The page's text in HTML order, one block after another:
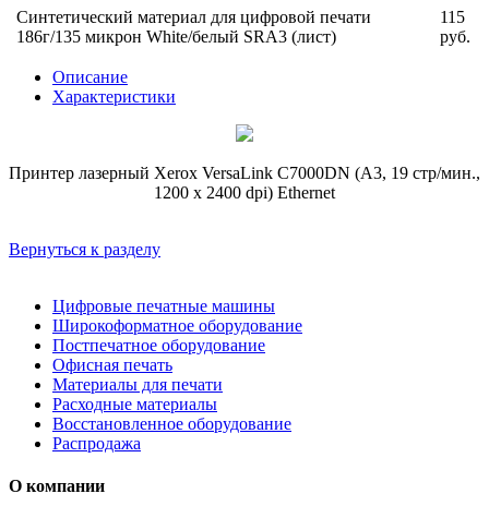
Синтетический материал для цифровой печати
186г/135 микрон White/белый SRA3 (лист)
115
руб.
Описание
Характеристики
Принтер лазерный Xerox VersaLink C7000DN (А3, 19 стр/мин.,
1200 x 2400 dpi) Ethernet
Вернуться к разделу
Цифровые печатные машины
Широкоформатное оборудование
Постпечатное оборудование
Офисная печать
Материалы для печати
Расходные материалы
Восстановленное оборудование
Распродажа
О компании